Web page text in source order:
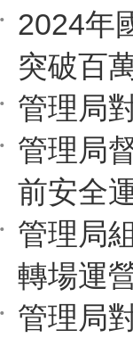
2024年
突破百
管理局
管理局
前安全
管理局
轉場運
管理局